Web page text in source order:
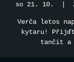
so 21. 10.
Verča letos
kytaru!
tančit